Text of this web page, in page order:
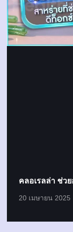
คลอเรลล่า ช่ว
20 เมษายน 2025